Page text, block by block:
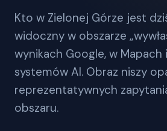
Kto w Zielonej Górze jest
widoczny w obszarze
wynikach Google, w Mapach
systemów AI. Obraz niszy
reprezentatywnych
obszaru.